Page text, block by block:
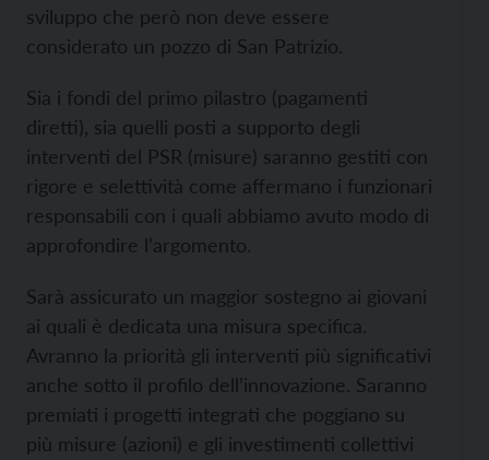
sviluppo che però non deve essere
considerato un pozzo di San Patrizio.
Sia i fondi del primo pilastro (pagamenti
diretti), sia quelli posti a supporto degli
interventi del PSR (misure) saranno gestiti con
rigore e selettività come affermano i funzionari
responsabili con i quali abbiamo avuto modo di
approfondire l’argomento.
Sarà assicurato un maggior sostegno ai giovani
ai quali è dedicata una misura specifica.
Avranno la priorità gli interventi più significativi
anche sotto il profilo dell’innovazione. Saranno
premiati i progetti integrati che poggiano su
più misure (azioni) e gli investimenti collettivi